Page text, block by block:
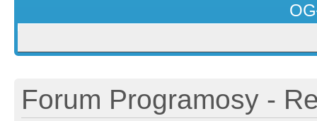
Forum Programosy -